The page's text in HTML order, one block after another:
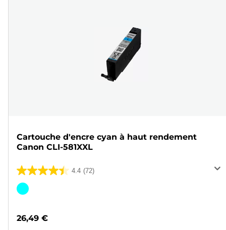
Cartouche d'encre cyan à haut rendement
Canon CLI-581XXL
4.4 (72)
4.4
sur
72
Cartouche
26,49 €